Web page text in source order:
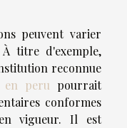
peuvent varier
titre d'exemple,
reconnue
en peru pourrait
conformes
vigueur. Il est